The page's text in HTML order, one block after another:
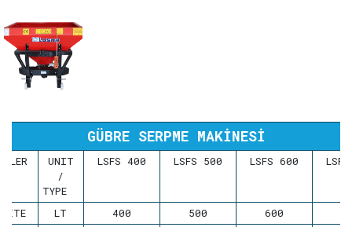
GÜBRE SERPME MAKİNESİ
UNIT
/
TYPE
LSFS 400 LSFS 500 LSFS 600
LT 400 500 600